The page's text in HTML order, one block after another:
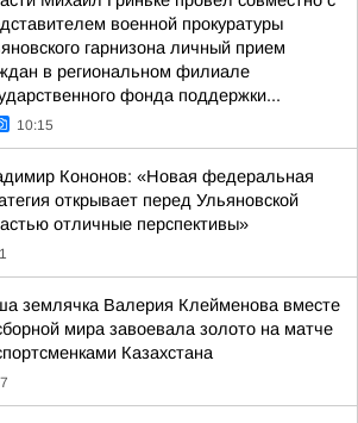
военной прокуратуры
гарнизона личный прием
в региональном филиале
фонда поддержки...
10:15
Кононов: «Новая федеральная
открывает перед Ульяновской
отличные перспективы»
землячка Валерия Клейменова вместе
мира завоевала золото на матче
Казахстана